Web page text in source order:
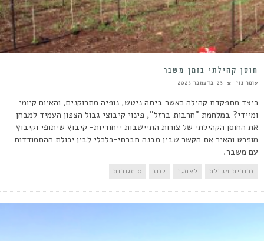
חוסן קהילתי בזמן משבר
עומר נוי 23 בדצמבר 2025
כיצד מתפקדת קהילה כאשר ביתה ניטש, נופיה מתרוקנים, והאיום קיומי
ומיידי? במלחמת "חרבות ברזל", פינוי קיבוצי גבול הצפון העמיד למבחן
את החוסן הקהילתי של צורות התיישבות ייחודיות- קיבוץ שיתופי וקיבוץ
מופרט והאיר את הקשר שבין מבנה חברתי-כלכלי לבין יכולת ההתמודדות
עם משבר.
זכוכית מגדלת לאתגר לזוז 0 תגובות